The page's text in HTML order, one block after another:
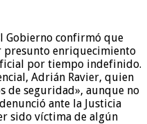
Gobierno confirmó que
presunto enriquecimiento
por tiempo indefinido.
Adrián Ravier, quien
de seguridad», aunque no
ante la Justicia
sido víctima de algún